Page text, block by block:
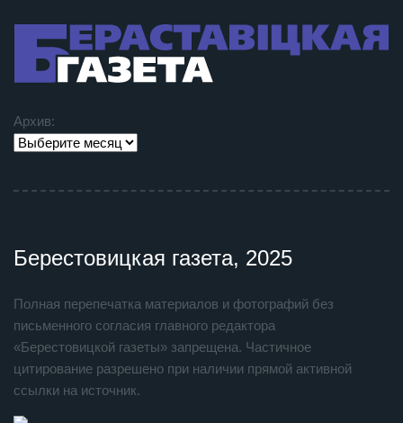
Архив:
Берестовицкая газета, 2025
Полная перепечатка материалов и фотографий без
письменного согласия главного редактора
«Берестовицкой газеты» запрещена. Частичное
цитирование разрешено при наличии прямой активной
ссылки на источник.